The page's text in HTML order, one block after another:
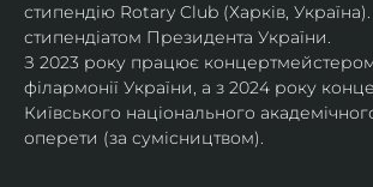
стипендію Rotary Club (Харків,
стипендіатом Президента України.
З 2023 року працює
філармонії України, а з 2024 року
Київського національного
оперети (за сумісництвом).